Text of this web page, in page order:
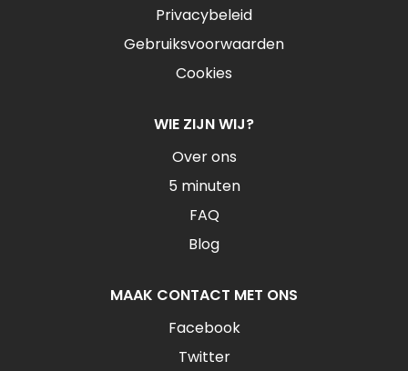
Privacybeleid
Gebruiksvoorwaarden
Cookies
WIE ZIJN WIJ?
Over ons
5 minuten
FAQ
Blog
MAAK CONTACT MET ONS
Facebook
Twitter